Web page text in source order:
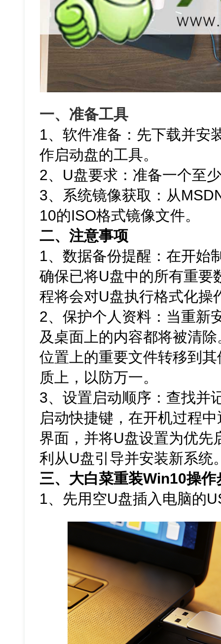
一、准备工具
1、软件准备：先下载并安
作启动盘的工具。
2、U盘要求：准备一个至
3、系统镜像获取：从
10的ISO格式镜像文件。
二、注意事项
1、数据备份提醒：在开始
确保已将U盘中的所有重要
程将会对U盘执行格式化操
2、保护个人资料：当重新
及桌面上的内容都将被清
位置上的重要文件转移到
质上，以防万一。
3、设置启动顺序：查找并
启动快捷键，在开机过程
界面，并将U盘设置为优先
利从U盘引导并安装新系统
三、大白菜重装Win10操作
1、先用空U盘插入电脑的